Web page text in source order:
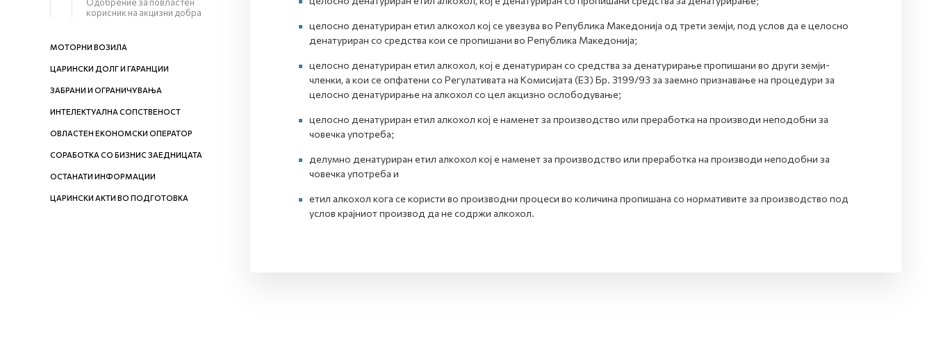
корисник на акцизни добра
МОТОРНИ ВОЗИЛА
ЦАРИНСКИ ДОЛГ И ГАРАНЦИИ
ЗАБРАНИ И ОГРАНИЧУВАЊА
ИНТЕЛЕКТУАЛНА СОПСТВЕНОСТ
ОВЛАСТЕН ЕКОНОМСКИ ОПЕРАТОР
СОРАБОТКА СО БИЗНИС ЗАЕДНИЦАТА
ОСТАНАТИ ИНФОРМАЦИИ
ЦАРИНСКИ АКТИ ВО ПОДГОТОВКА
целосно денатуриран етил алкохол кој се увезува во Република Македонија од трети земји, под услов да е целосно
денатуриран со средства кои се пропишани во Република Македонија;
целосно денатуриран етил алкохол, кој е денатуриран со средства за денатурирање пропишани во други земји-
членки, а кои се опфатени со Регулативата на Комисијата (EЗ) Бр. 3199/93 за заемно признавање на процедури за
целосно денатурирање на алкохол со цел акцизно ослободување;
целосно денатуриран етил алкохол кој е наменет за производство или преработка на производи неподобни за
човечка употреба;
делумно денатуриран етил алкохол кој е наменет за производство или преработка на производи неподобни за
човечка употреба и
етил алкохол кога се користи во производни процеси во количина пропишана со нормативите за производство под
услов крајниот производ да не содржи алкохол.